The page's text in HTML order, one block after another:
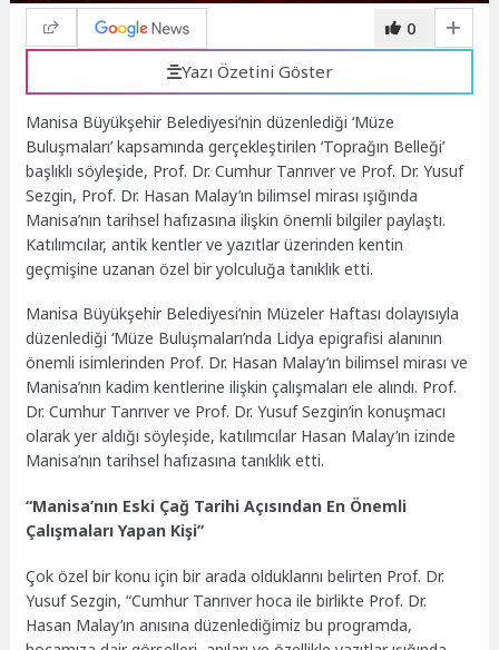
0
Yazı Özetini Göster
Manisa Büyükşehir Belediyesi’nin düzenlediği ‘Müze
Buluşmaları’ kapsamında gerçekleştirilen ‘Toprağın Belleği’
başlıklı söyleşide, Prof. Dr. Cumhur Tanrıver ve Prof. Dr. Yusuf
Sezgin, Prof. Dr. Hasan Malay’ın bilimsel mirası ışığında
Manisa’nın tarihsel hafızasına ilişkin önemli bilgiler paylaştı.
Katılımcılar, antik kentler ve yazıtlar üzerinden kentin
geçmişine uzanan özel bir yolculuğa tanıklık etti.
Manisa Büyükşehir Belediyesi’nin Müzeler Haftası dolayısıyla
düzenlediği ‘Müze Buluşmaları’nda Lidya epigrafisi alanının
önemli isimlerinden Prof. Dr. Hasan Malay’ın bilimsel mirası ve
Manisa’nın kadim kentlerine ilişkin çalışmaları ele alındı. Prof.
Dr. Cumhur Tanrıver ve Prof. Dr. Yusuf Sezgin’in konuşmacı
olarak yer aldığı söyleşide, katılımcılar Hasan Malay’ın izinde
Manisa’nın tarihsel hafızasına tanıklık etti.
“Manisa’nın Eski Çağ Tarihi Açısından En Önemli
Çalışmaları Yapan Kişi”
Çok özel bir konu için bir arada olduklarını belirten Prof. Dr.
Yusuf Sezgin, “Cumhur Tanrıver hoca ile birlikte Prof. Dr.
Hasan Malay’ın anısına düzenlediğimiz bu programda,